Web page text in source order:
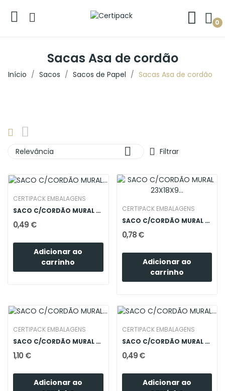
0
Sacas Asa de cordão
Início Sacos Sacos de Papel Sacas Asa de cordão
Relevância  Filtrar
CERTIPACK EMBALAGENS
SACO C/CORDÃO MURAL 11.5X14.5X6 BRANCA
0,49 €
Adicionar ao
carrinho
CERTIPACK EMBALAGENS
SACO C/CORDÃO MURAL 23X18X9 BRANCA
0,78 €
Adicionar ao
carrinho
CERTIPACK EMBALAGENS
SACO C/CORDÃO MURAL 31X26X12 BRANCA
1,10 €
Adicionar ao
CERTIPACK EMBALAGENS
SACO C/CORDÃO MURAL 11.8X14.5X6 OURO
0,49 €
Adicionar ao